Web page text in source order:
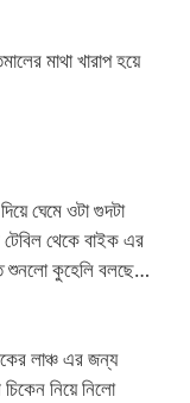
মাথা খারাপ হয়ে
ঘেমে ওটা গুদটা
থেকে বাইক এর
শুনলো কুহেলি বলছে…
লাঞ্চ এর জন্য
নিয়ে নিলো